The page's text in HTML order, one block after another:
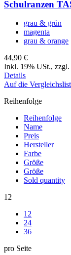
Schulranzen
grau & grün
magenta
grau & orange
44,90 €
Inkl. 19% USt., zzgl.
Details
Auf die
Reihenfolge
Reihenfolge
Name
Preis
Hersteller
Farbe
Größe
Größe
Sold quantity
12
12
24
36
pro Seite